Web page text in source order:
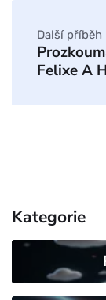
Další příběh
Felixe A
Kategorie